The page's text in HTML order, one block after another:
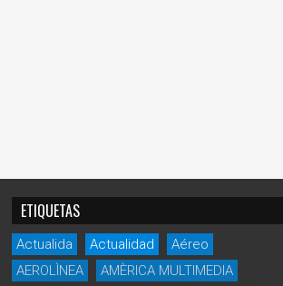
ETIQUETAS
Actualida Actualidad
Aéreo
AEROLÌNEA
AMÈRICA MULTIMEDIA